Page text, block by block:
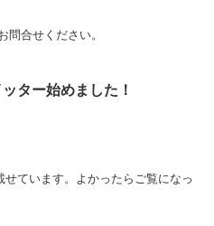
問合せください。
ター始めました！
ています。よかったらご覧になっ